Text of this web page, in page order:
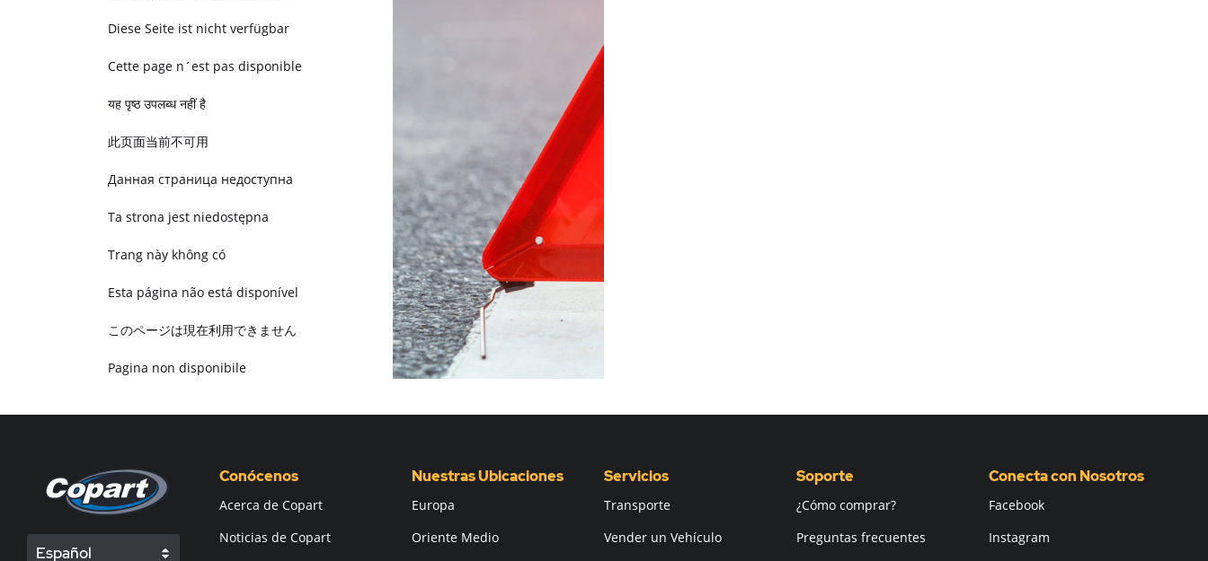
Diese Seite ist nicht verfügbar
Cette page n´est pas disponible
यह पृष्ठ उपलब्ध नहीं है
此页面当前不可用
Данная страница недоступна
Ta strona jest niedostępna
Trang này không có
Esta página não está disponível
このページは現在利用できません
Pagina non disponibile
Español
Conócenos
Acerca de Copart
Noticias de Copart
Nuestras Ubicaciones
Europa
Oriente Medio
Servicios
Transporte
Vender un Vehículo
Soporte
¿Cómo comprar?
Preguntas frecuentes
Conecta con Nosotros
Facebook
Instagram